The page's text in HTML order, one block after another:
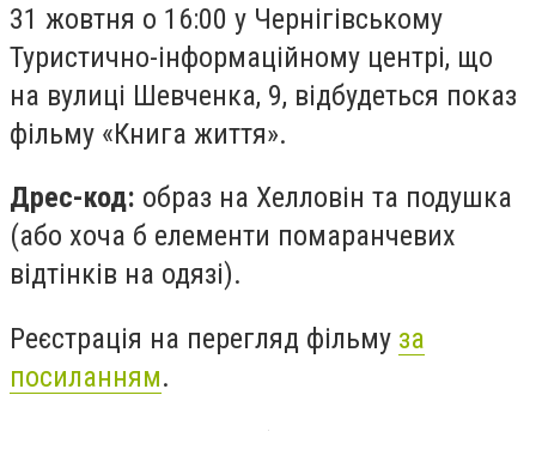
31 жовтня о 16:00 у Чернігівському
Туристично-інформаційному центрі, що
на вулиці Шевченка, 9, відбудеться показ
фільму «Книга життя».
Дрес-код: образ на Хелловін та подушка
(або хоча б елементи помаранчевих
відтінків на одязі).
Реєстрація на перегляд фільму за
посиланням.